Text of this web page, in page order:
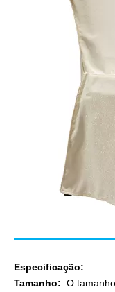
Especificação:
Tamanho: O